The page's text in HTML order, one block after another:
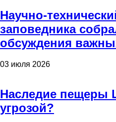
Научно-
заповедника
обсуждения
03 июля 2026
Наследие пещеры
угрозой?